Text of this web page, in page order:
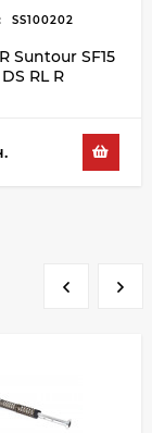
SS100202
Suntour SF15
RL R